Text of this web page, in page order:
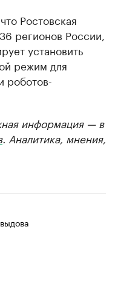
, что Ростовская
регионов России,
установить
режим для
роботов-
информация — в
. Аналитика, мнения,